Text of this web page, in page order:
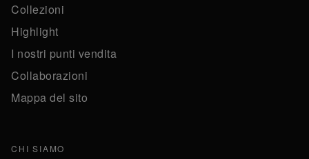
Collezioni
Highlight
I nostri punti vendita
Collaborazioni
Mappa del sito
CHI SIAMO